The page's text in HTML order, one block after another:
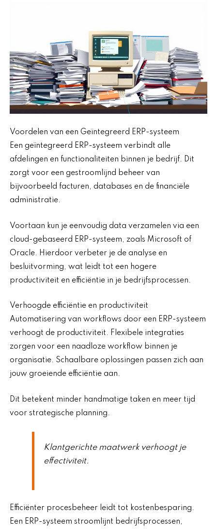
Voordelen van een Geïntegreerd ERP-systeem
Een geïntegreerd ERP-systeem verbindt alle
afdelingen en functionaliteiten binnen je bedrijf. Dit
zorgt voor een gestroomlijnd beheer van
bijvoorbeeld facturen, databases en de financiële
administratie.
Voortaan kun je eenvoudig data verzamelen via een
cloud-gebaseerd ERP-systeem, zoals Microsoft of
Oracle. Hierdoor verbeter je de analyse en
besluitvorming, wat leidt tot een hogere
productiviteit en efficiëntie in je bedrijfsprocessen.
Verhoogde efficiëntie en productiviteit
Automatisering van workflows door een ERP-systeem
verhoogt de productiviteit. Flexibele integraties
zorgen voor een naadloze workflow binnen je
organisatie. Schaalbare oplossingen passen zich aan
jouw groeiende efficiëntie aan.
Dit betekent minder handmatige taken en meer tijd
voor strategische planning.
Klantgerichte maatwerk verhoogt je
effectiviteit.
Efficiënter procesbeheer leidt tot kostenbesparing.
Een ERP-systeem stroomlijnt bedrijfsprocessen,